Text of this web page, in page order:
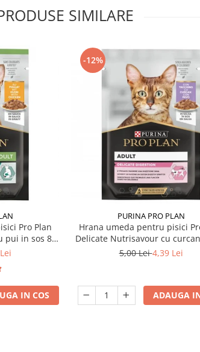
SIMILARE
Pro Plan
pui in sos 85
IN COS
-12%
PURINA PRO PLAN
Hrana umeda pentru pisici
Delicate Nutrisavour cu
85 gr
5,00 Lei4,39 Lei
ADAUGA